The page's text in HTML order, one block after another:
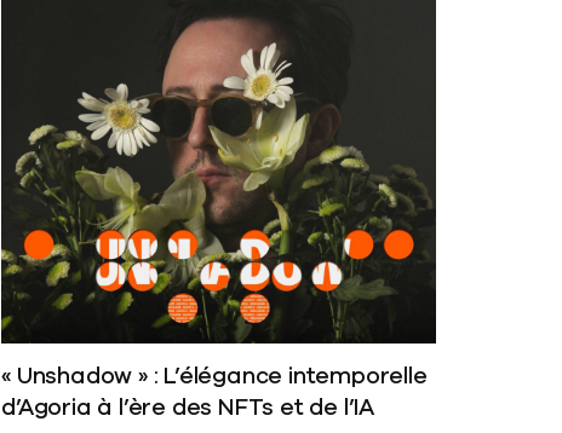
« Unshadow » : L’élégance intemporelle
d’Agoria à l’ère des NFTs et de l’IA